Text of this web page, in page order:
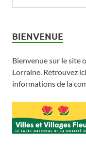
BIENVENUE
Bienvenue sur le site
Lorraine. Retrouvez
informations de la